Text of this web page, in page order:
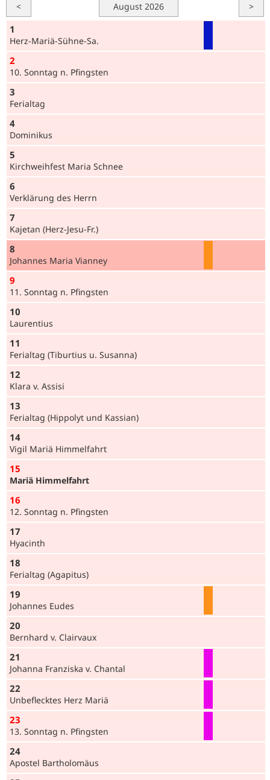
< >
August 2026
1
Herz-Mariä-Sühne-Sa.
2
10. Sonntag n. Pfingsten
3
Ferialtag
4
Dominikus
5
Kirchweihfest Maria Schnee
6
Verklärung des Herrn
7
Kajetan (Herz-Jesu-Fr.)
8
Johannes Maria Vianney
9
11. Sonntag n. Pfingsten
10
Laurentius
11
Ferialtag (Tiburtius u. Susanna)
12
Klara v. Assisi
13
Ferialtag (Hippolyt und Kassian)
14
Vigil Mariä Himmelfahrt
15
Mariä Himmelfahrt
16
12. Sonntag n. Pfingsten
17
Hyacinth
18
Ferialtag (Agapitus)
19
Johannes Eudes
20
Bernhard v. Clairvaux
21
Johanna Franziska v. Chantal
22
Unbeflecktes Herz Mariä
23
13. Sonntag n. Pfingsten
24
Apostel Bartholomäus